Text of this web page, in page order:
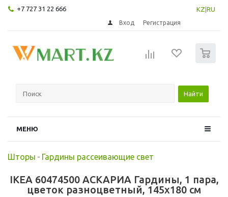
+7 727 31 22 666 KZ RU
Вход Регистрация
Найти
МЕНЮ
Шторы - Гардины рассеивающие свет
IKEA 60474500 АСКАРИА Гардины, 1 пара,
цветок разноцветный, 145x180 см